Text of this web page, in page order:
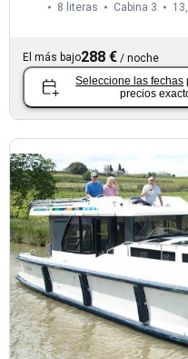
8 literas Cabina 3
El más bajo288 € / noche
Seleccione las fechas
precios